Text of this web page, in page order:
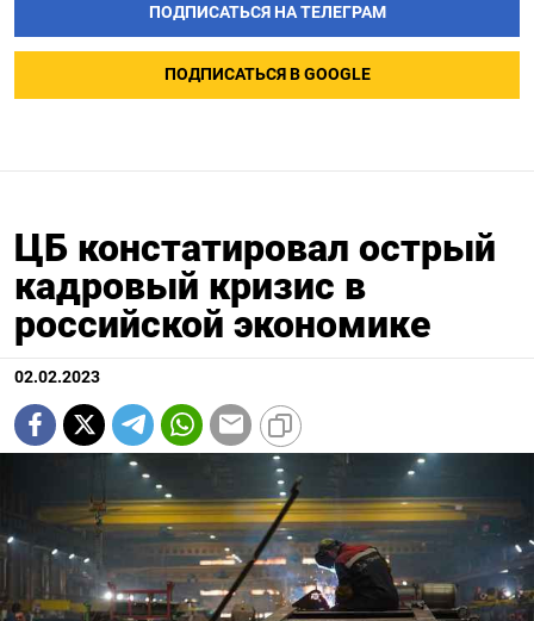
ПОДПИСАТЬСЯ НА ТЕЛЕГРАМ
ПОДПИСАТЬСЯ В GOOGLE
ЦБ констатировал острый
кадровый кризис в
российской экономике
02.02.2023